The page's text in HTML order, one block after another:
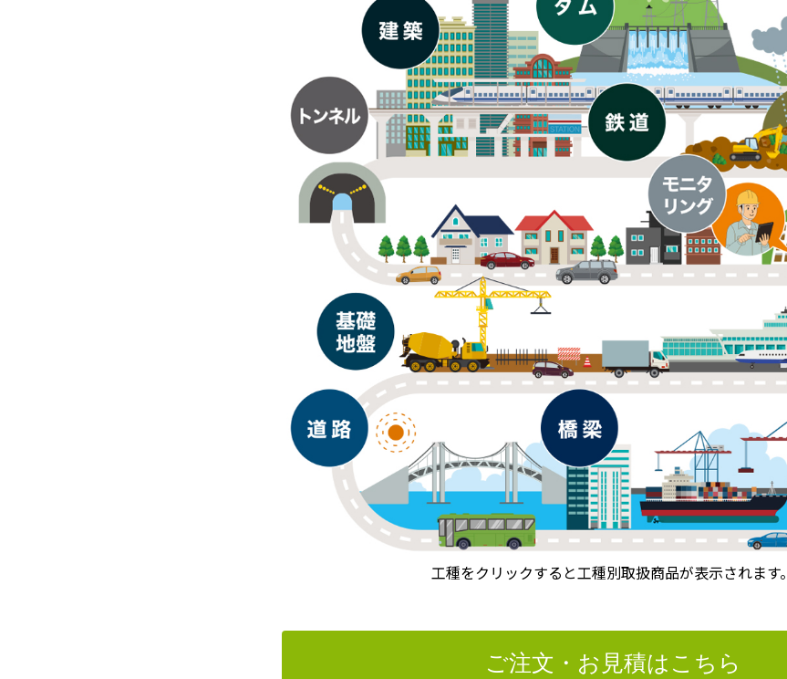
工種をクリックすると工種別取扱商品が表示されます。
ご注文・お見積はこちら